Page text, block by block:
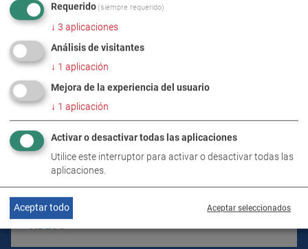
DETALLES DEL PRODUCTO / VOLUMEN DE
SUMINISTRO
DESCARGAS
DATOS TÉCNICOS
VÍDEOS
Requerido (siempre requerido)
↓ 3 aplicaciones
Análisis de visitantes
↓ 1 aplicación
Mejora de la experiencia del usuario
↓ 1 aplicación
Activar o desactivar todas las aplicaciones
Utilice este interruptor para activar o desactivar todas las
aplicaciones.
Aceptar seleccionados
Aceptar todo